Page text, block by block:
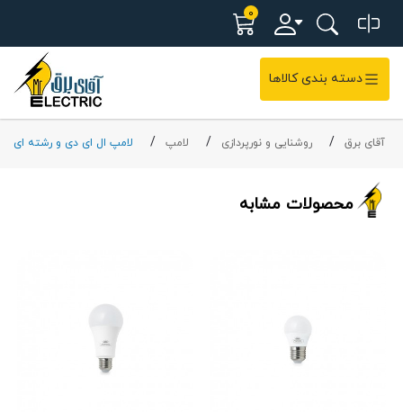
0
دسته بندی کالاها
آقای برق روشنایی و نورپردازی لامپ لامپ ال ای دی و رشته ای
محصولات مشابه